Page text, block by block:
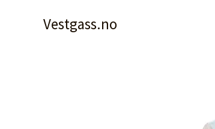
Vestgass.no